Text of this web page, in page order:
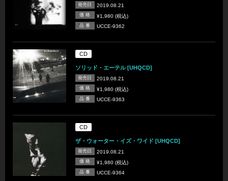
発売日 2019.08.21
価 格 ¥1,980 (税込)
品 番 UCCE-9362
CD
ソリッド・エーテル [UHQCD]
発売日 2019.08.21
価 格 ¥1,980 (税込)
品 番 UCCE-9363
CD
ザ・ウォーター・イズ・ワイド [UHQCD]
発売日 2019.08.21
価 格 ¥1,980 (税込)
品 番 UCCE-9364